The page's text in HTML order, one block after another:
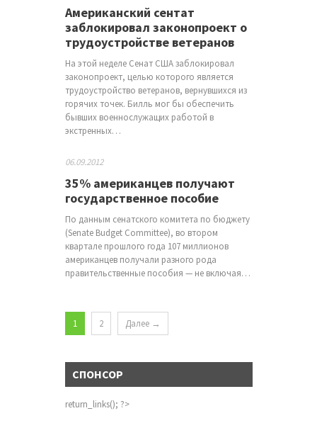
Американский сентат
заблокировал законопроект о
трудоустройстве ветеранов
На этой неделе Сенат США заблокировал
законопроект, целью которого является
трудоустройство ветеранов, вернувшихся из
горячих точек. Билль мог бы обеспечить
бывших военнослужащих работой в
экстренных…
06.09.2012
35% американцев получают
государственное пособие
По данным сенатского комитета по бюджету
(Senate Budget Committee), во втором
квартале прошлого года 107 миллионов
американцев получали разного рода
правительственные пособия — не включая…
1 2 Далее →
СПОНСОР
return_links(); ?>